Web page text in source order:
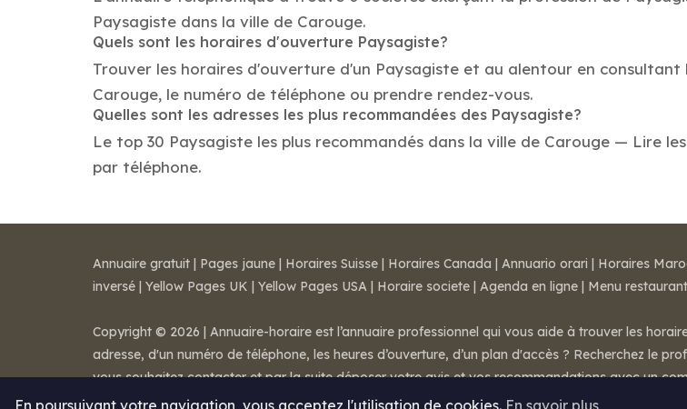
Paysagiste dans la ville de Carouge.
Quels sont les horaires d'ouverture Paysagiste?
Trouver les horaires d'ouverture d'un Paysagiste et au alentour en consultant
Carouge, le numéro de téléphone ou prendre rendez-vous.
Quelles sont les adresses les plus recommandées des Paysagiste?
Le top 30 Paysagiste les plus recommandés dans la ville de Carouge — Lire
par téléphone.
En poursuivant votre navigation, vous acceptez l'utilisation de cookies. En savoir plus
Annuaire gratuit | Pages jaune | Horaires Suisse | Horaires Canada | Annuario orari | Horaires
inversé | Yellow Pages UK | Yellow Pages USA | Horaire societe | Agenda en ligne | Menu restaurant
Copyright © 2026 | Annuaire-horaire est l’annuaire professionnel qui vous aide à trouver les
adresse, d'un numéro de téléphone, les heures d’ouverture, d’un plan d'accès ? Recherchez le
vous souhaitez contacter et par la suite déposer votre avis et vos recommandations avec un
Mentions légales-Conditions de ventes- Contact